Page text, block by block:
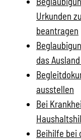
Urkunden
beantragen
das
ausstellen
Bei
Beihilfe bei